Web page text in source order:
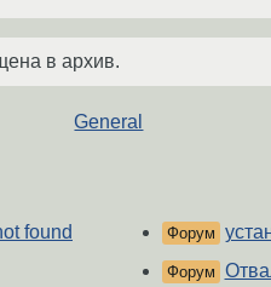
в архив.
General
found
Форум
Форум